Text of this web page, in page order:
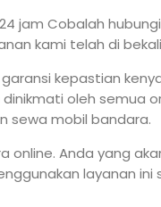
jam Cobalah
kami telah di
kepastian
oleh semua
sewa mobil bandara.
Anda yang
layanan